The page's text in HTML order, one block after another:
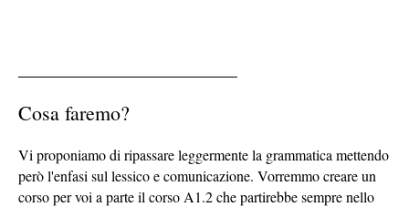
Cosa faremo?
Vi proponiamo di ripassare leggermente la grammatica mettendo
però l'enfasi sul lessico e comunicazione. Vorremmo creare un
corso per voi a parte il corso A1.2 che partirebbe sempre nello